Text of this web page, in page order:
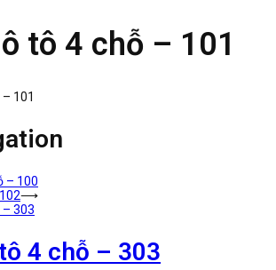
tô 4 chỗ – 101
– 100
⟶
4 chỗ – 303